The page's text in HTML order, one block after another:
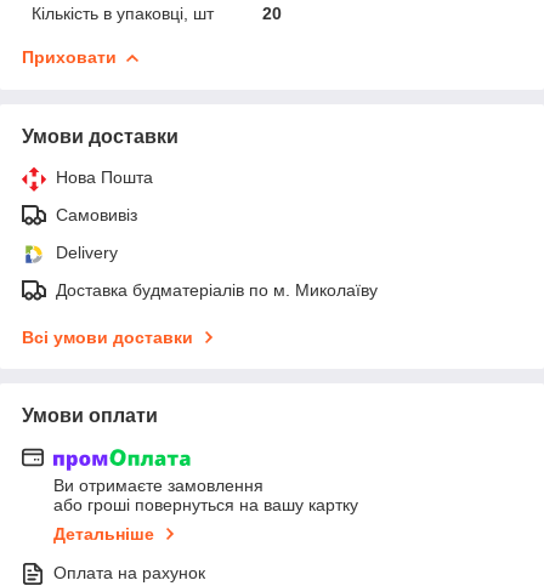
Кількість в упаковці, шт
20
Приховати
Умови доставки
Нова Пошта
Самовивіз
Delivery
Доставка будматеріалів по м. Миколаїву
Всі умови доставки
Умови оплати
Ви отримаєте замовлення
або гроші повернуться на вашу картку
Детальніше
Оплата на рахунок